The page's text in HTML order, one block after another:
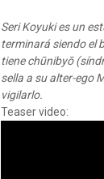
Seri Koyuki es un
terminará siendo el
tiene chūnibyō
sella a su alter-ego
vigilarlo.
Teaser video: